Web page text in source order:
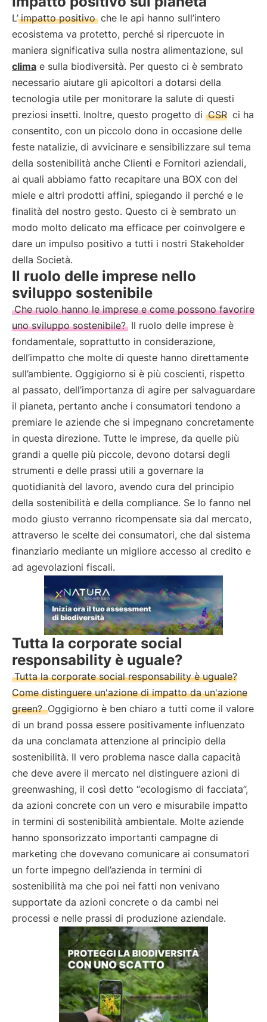
L’ impatto positivo che le api hanno sull’intero
ecosistema va protetto, perché si ripercuote in
maniera significativa sulla nostra alimentazione, sul
clima e sulla biodiversità. Per questo ci è sembrato
necessario aiutare gli apicoltori a dotarsi della
tecnologia utile per monitorare la salute di questi
preziosi insetti. Inoltre, questo progetto di CSR ci ha
consentito, con un piccolo dono in occasione delle
feste natalizie, di avvicinare e sensibilizzare sul tema
della sostenibilità anche Clienti e Fornitori aziendali,
ai quali abbiamo fatto recapitare una BOX con del
miele e altri prodotti affini, spiegando il perché e le
finalità del nostro gesto. Questo ci è sembrato un
modo molto delicato ma efficace per coinvolgere e
dare un impulso positivo a tutti i nostri Stakeholder
della Società.
Il ruolo delle imprese nello
sviluppo sostenibile
Che ruolo hanno le imprese e come possono favorire
uno sviluppo sostenibile? Il ruolo delle imprese è
fondamentale, soprattutto in considerazione,
dell’impatto che molte di queste hanno direttamente
sull’ambiente. Oggigiorno si è più coscienti, rispetto
al passato, dell’importanza di agire per salvaguardare
il pianeta, pertanto anche i consumatori tendono a
premiare le aziende che si impegnano concretamente
in questa direzione. Tutte le imprese, da quelle più
grandi a quelle più piccole, devono dotarsi degli
strumenti e delle prassi utili a governare la
quotidianità del lavoro, avendo cura del principio
della sostenibilità e della compliance. Se lo fanno nel
modo giusto verranno ricompensate sia dal mercato,
attraverso le scelte dei consumatori, che dal sistema
finanziario mediante un migliore accesso al credito e
ad agevolazioni fiscali.
Tutta la corporate social
responsability è uguale?
Tutta la corporate social responsability è uguale?
Come distinguere un'azione di impatto da un'azione
green? Oggigiorno è ben chiaro a tutti come il valore
di un brand possa essere positivamente influenzato
da una conclamata attenzione al principio della
sostenibilità. Il vero problema nasce dalla capacità
che deve avere il mercato nel distinguere azioni di
greenwashing, il così detto “ecologismo di facciata”,
da azioni concrete con un vero e misurabile impatto
in termini di sostenibilità ambientale. Molte aziende
hanno sponsorizzato importanti campagne di
marketing che dovevano comunicare ai consumatori
un forte impegno dell’azienda in termini di
sostenibilità ma che poi nei fatti non venivano
supportate da azioni concrete o da cambi nei
processi e nelle prassi di produzione aziendale.